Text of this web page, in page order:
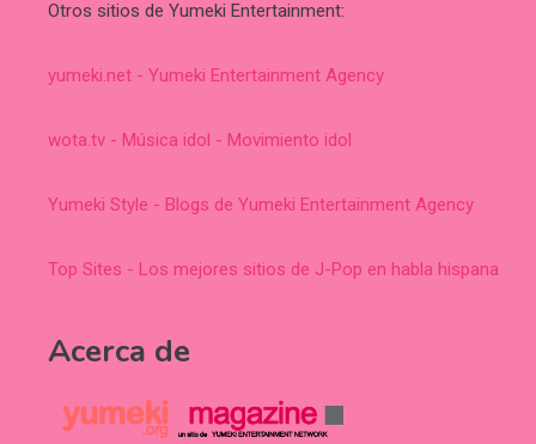
Otros sitios de Yumeki Entertainment:
yumeki.net - Yumeki Entertainment Agency
wota.tv - Música idol - Movimiento idol
Yumeki Style - Blogs de Yumeki Entertainment Agency
Top Sites - Los mejores sitios de J-Pop en habla hispana
Acerca de